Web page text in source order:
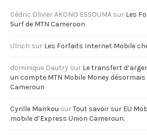
Cédric Olivier AKONO ESSOUMA sur Les
Surf de MTN Cameroon
Ulrich sur Les Forfaits Internet Mobile
dominique Dautry sur Le transfert
un compte MTN Mobile Money
Cameroun
Cyrille Mankou surTout savoir sur EU
mobile d’Express Union Cameroun.